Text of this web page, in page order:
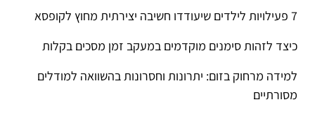
7 פעילויות לילדים שיעודדו חשיבה יצירתית מחוץ לקופסא
כיצד לזהות סימנים מוקדמים במעקב זמן מסכים בקלות
למידה מרחוק בזום: יתרונות וחסרונות בהשוואה למודלים
מסורתיים